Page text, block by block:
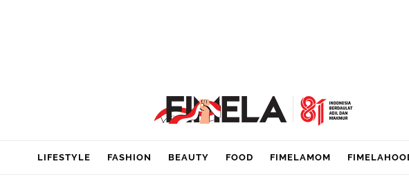
LIFESTYLE FASHION BEAUTY FOOD FIMELAMOM